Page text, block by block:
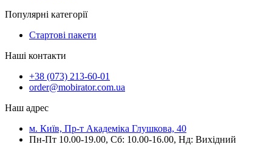
Популярні категорії
Стартові пакети
Наші контакти
+38 (073) 213-60-01
order@mobirator.com.ua
Наш адрес
м. Київ, Пр-т Академіка Глушкова, 40
Пн-Пт 10.00-19.00, Cб: 10.00-16.00, Нд: Вихідний